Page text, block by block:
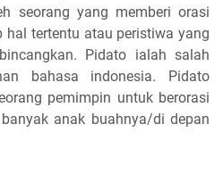
seorang yang memberi orasi
hal tertentu atau peristiwa yang
Pidato ialah salah
bahasa indonesia. Pidato
pemimpin untuk berorasi
anak buahnya/di depan